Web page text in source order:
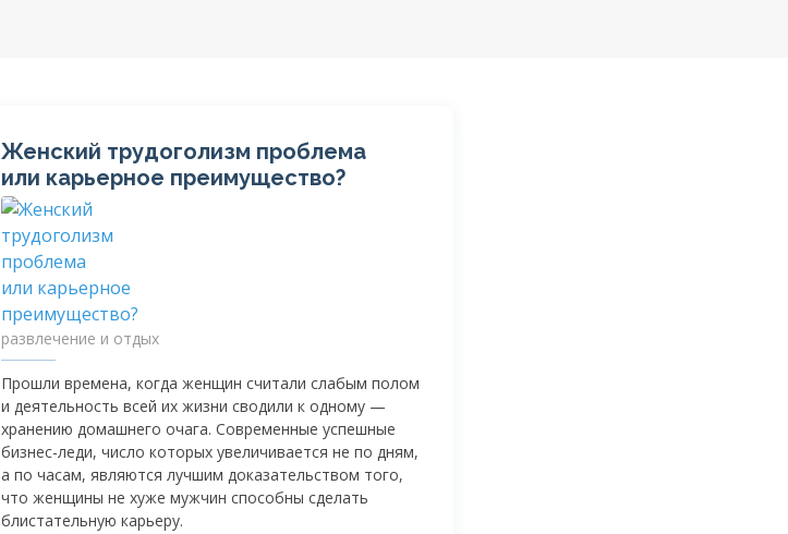
Женский трудоголизм проблема
или карьерное преимущество?
развлечение и отдых
Прошли времена, когда женщин считали слабым полом
и деятельность всей их жизни сводили к одному —
хранению домашнего очага. Современные успешные
бизнес-леди, число которых увеличивается не по дням,
а по часам, являются лучшим доказательством того,
что женщины не хуже мужчин способны сделать
блистательную карьеру.